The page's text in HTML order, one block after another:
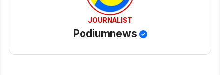
JOURNALIST
Podiumnews